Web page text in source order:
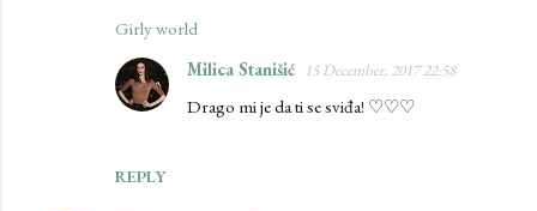
Girly world
REPLY
Milica Stanišić 15 December, 2017 22:58
Drago mi je da ti se sviđa! ♡♡♡